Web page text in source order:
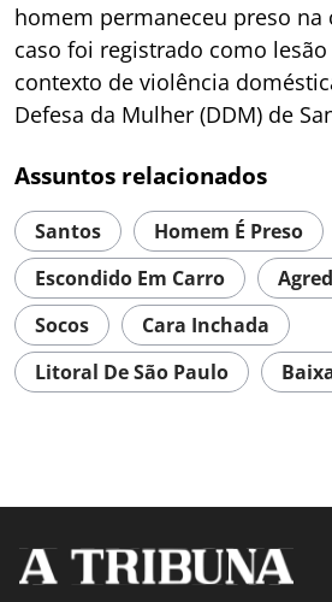
homem permaneceu preso na
caso foi registrado como
contexto de violência
Defesa da Mulher (DDM) de
Assuntos relacionados
Santos
Homem É Preso
Escondido Em Carro
Socos
Cara Inchada
Litoral De São Paulo